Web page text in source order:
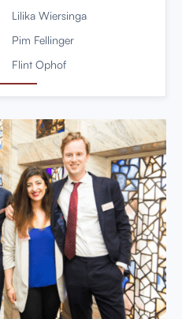
Lilika Wiersinga
Pim Fellinger
Flint Ophof